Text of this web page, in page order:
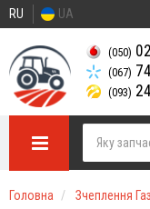
RU UA
(050)
(067)
(093)
Головна Зчеплення